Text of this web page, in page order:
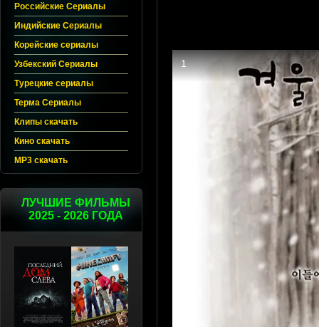
Российские Сериалы
Индийские Сериалы
Корейские сериалы
Узбекский Сериалы
Турецкие сериалы
Терма Сериалы
Клипы скачать
Кино скачать
MP3 скачать
ЛУЧШИЕ ФИЛЬМЫ
2025 - 2026 ГОДА